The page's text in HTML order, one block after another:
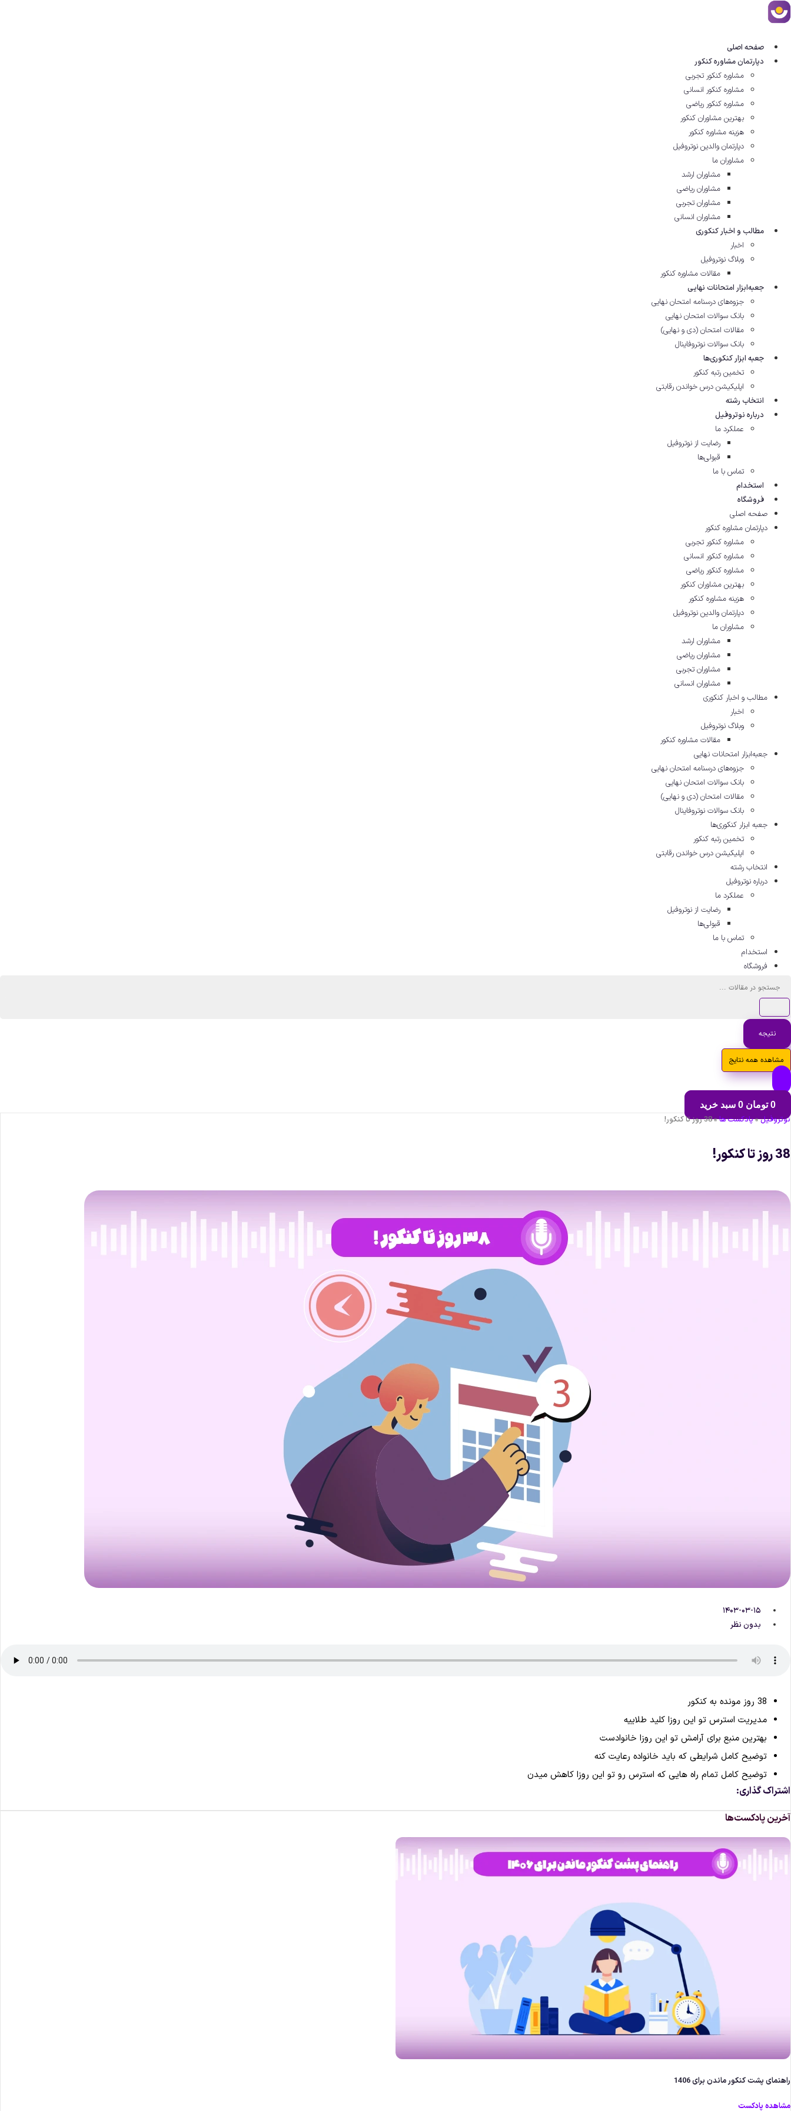
پرش
به
صفحه اصلی
دپارتمان مشاوره کنکور
مشاوره کنکور تجربی
مشاوره کنکور انسانی
مشاوره کنکور ریاضی
بهترین مشاوران کنکور
هزینه مشاوره کنکور
دپارتمان والدین نوتروفیل
مشاوران ما
مشاوران ارشد
مشاوران ریاضی
مشاوران تجربی
مشاوران انسانی
مطالب و اخبار کنکوری
اخبار
وبلاگ نوتروفیل
مقالات مشاوره‌ کنکور
جعبه‌ابزار امتحانات نهایی
جزوه‌های درسنامه امتحان نهایی
بانک سوالات امتحان نهایی
مقالات امتحان (دی و نهایی)
بانک سوالات نوتروفاینال
جعبه ابزار کنکوری‌ها
تخمین رتبه کنکور
اپلیکیشن درس خواندن رقابتی
انتخاب رشته
درباره نوتروفیل
عملکرد ما
رضایت از نوتروفیل
قبولی‌ها
تماس با ما
استخدام
فروشگاه
صفحه اصلی
دپارتمان مشاوره کنکور
مشاوره کنکور تجربی
مشاوره کنکور انسانی
مشاوره کنکور ریاضی
بهترین مشاوران کنکور
هزینه مشاوره کنکور
دپارتمان والدین نوتروفیل
مشاوران ما
مشاوران ارشد
مشاوران ریاضی
مشاوران تجربی
مشاوران انسانی
مطالب و اخبار کنکوری
اخبار
وبلاگ نوتروفیل
مقالات مشاوره‌ کنکور
جعبه‌ابزار امتحانات نهایی
جزوه‌های درسنامه امتحان نهایی
بانک سوالات امتحان نهایی
مقالات امتحان (دی و نهایی)
بانک سوالات نوتروفاینال
جعبه ابزار کنکوری‌ها
تخمین رتبه کنکور
اپلیکیشن درس خواندن رقابتی
انتخاب رشته
درباره نوتروفیل
عملکرد ما
رضایت از نوتروفیل
قبولی‌ها
تماس با ما
استخدام
فروشگاه
جستجو
نتیجه
مشاهده همه نتایج
0 تومان 0 سبد خرید
نوتروفیل»پادکست ها»38 روز تا کنکور!
38 روز تا کنکور!
۱۴۰۳-۰۳-۱۵
بدون نظر
38 روز مونده به کنکور
مدیریت استرس تو این روزا کلید طلاییه
بهترین منبع برای آرامش تو این روزا خانوادست
توضیح کامل شرایطی که باید خانواده رعایت کنه
توضیح کامل تمام راه هایی که استرس رو تو این روزا کاهش میدن
اشتراک گذاری:
آخرین پادکست‌ها
راهنمای پشت کنکور ماندن برای 1406
مشاهده پادکست